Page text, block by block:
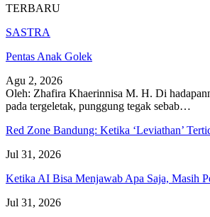
TERBARU
SASTRA
Pentas Anak Golek
Agu 2, 2026
Oleh: Zhafira Khaerinnisa M. H. Di
pada tergeletak, punggung tegak sebab…
Red Zone Bandung: Ketika ‘Leviathan’
Jul 31, 2026
Ketika AI Bisa Menjawab Apa Saja, Masih
Jul 31, 2026